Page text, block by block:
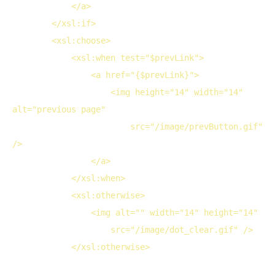
</a>
</xsl:if>
<xsl:choose>
<xsl:when test="$prevLink">
<a href="{$prevLink}">
<img height="14" width
alt="previous page"
src="/image/prevButton.gif"
/>
</a>
</xsl:when>
<xsl:otherwise>
<img alt="" width="14" height="14"
src="/image/dot_clear.gif" />
</xsl:otherwise>